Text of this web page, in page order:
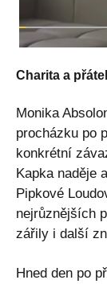
Charita a
Monika
procházku po
konkrétní
Kapka naděje
Pipkové
nejrůznějších
zářily i další
Hned den po